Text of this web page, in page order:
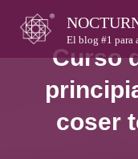
content
El blog #1 para
Curso
coser